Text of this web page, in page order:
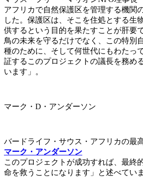
アフリカで自然保護区を管理する機関
した。保護区は、そこを住処とする生
供するという目的を果たすことが肝要
鳥の未来を守るだけでなく、この特別
種のために、そして何世代にもわたっ
証するこのプロジェクトの議長を務め
います」。
マーク・D・アンダーソン
バードライフ・サウス・アフリカの最
マーク・アンダーソン
このプロジェクトが成功すれば、最終
命を救うことになります」と述べてい